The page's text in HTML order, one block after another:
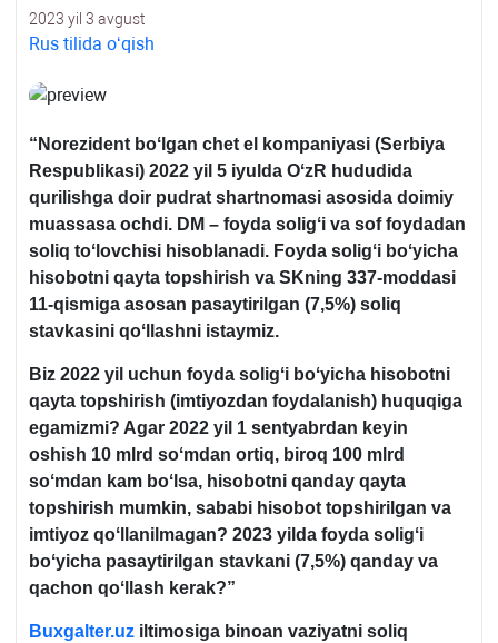
2023 yil 3 avgust
Rus tilida oʻqish
“Norezident boʻlgan chet el kompaniyasi (Serbiya
Respublikasi) 2022 yil 5 iyulda OʻzR hududida
qurilishga doir pudrat shartnomasi asosida doimiy
muassasa ochdi. DM – foyda soligʻi va sof foydadan
soliq toʻlovchisi ­­­­­hisoblanadi. Foyda soligʻi boʻyicha
hisobotni qayta topshirish va SKning 337-moddasi
11-qismiga asosan pasaytirilgan (7,5%) soliq
stavkasini qoʻllashni istaymiz.
Biz 2022 yil uchun foyda soligʻi boʻyicha hisobotni
qayta topshirish (imtiyozdan foydalanish) huquqiga
egamizmi? Agar 2022 yil 1 sentyabrdan keyin
oshish 10 mlrd soʻmdan ortiq, biroq 100 mlrd
soʻmdan kam boʻlsa, hisobotni qanday qayta
topshirish mumkin, sababi hisobot topshirilgan va
imtiyoz qoʻllanilmagan? 2023 yilda foyda soligʻi
boʻyicha pasaytirilgan stavkani (7,5%) qanday va
qachon qoʻllash kerak?”
Buxgalter.uz iltimosiga binoan vaziyatni soliq